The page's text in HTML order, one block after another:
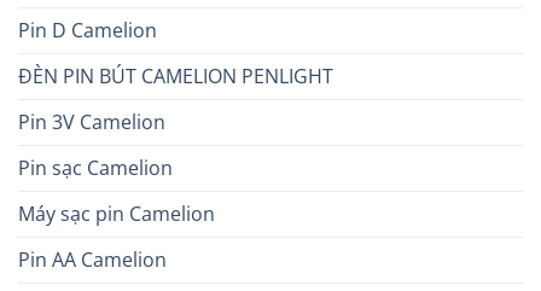
Pin D Camelion
ĐÈN PIN BÚT CAMELION PENLIGHT
Pin 3V Camelion
Pin sạc Camelion
Máy sạc pin Camelion
Pin AA Camelion